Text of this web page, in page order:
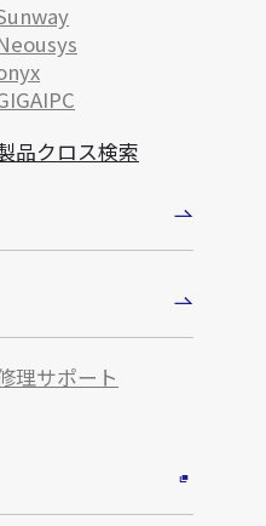
品クロス検索
理サポート